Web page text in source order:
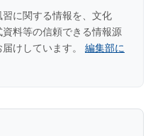
に関する情報を、文化
料等の信頼できる情報源
けしています。 編集部に